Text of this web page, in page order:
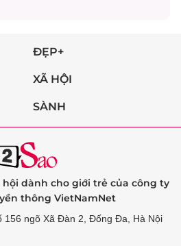
ĐẸP+
XÃ HỘI
SÀNH
dành cho giới trẻ của công ty
thông VietNamNet
156 ngõ Xã Đàn 2, Đống Đa, Hà Nội